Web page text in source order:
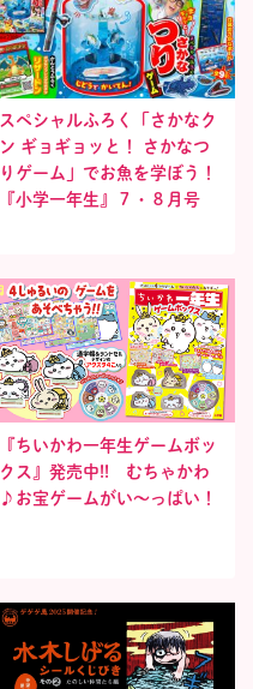
スペシャルふろく「さかなク
ン ギョギョッと！ さかなつ
りゲーム」でお魚を学ぼう！
『小学一年生』７・８月号
『ちいかわ一年生ゲームボッ
クス』発売中!! むちゃかわ
♪お宝ゲームがい〜っぱい！